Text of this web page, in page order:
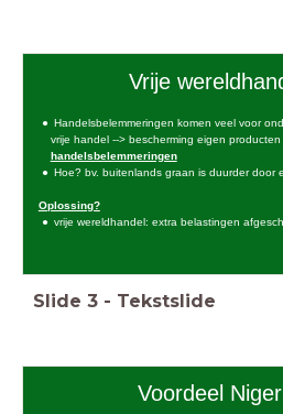
Vrije
Handelsbelemmeringen komen veel voor
vrije handel --> bescherming eigen producten
handelsbelemmeringen
Hoe? bv. buitenlands graan is duurder door
Oplossing?
vrije wereldhandel: extra belastingen
Slide 3 - Tekstslide
Voordeel